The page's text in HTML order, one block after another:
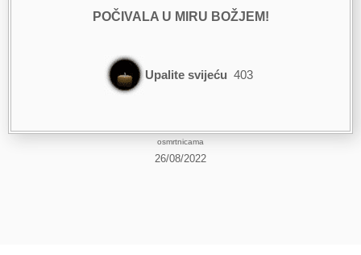
POČIVALA U MIRU BOŽJEM!
Upalite svijeću 403
osmrtnicama
26/08/2022